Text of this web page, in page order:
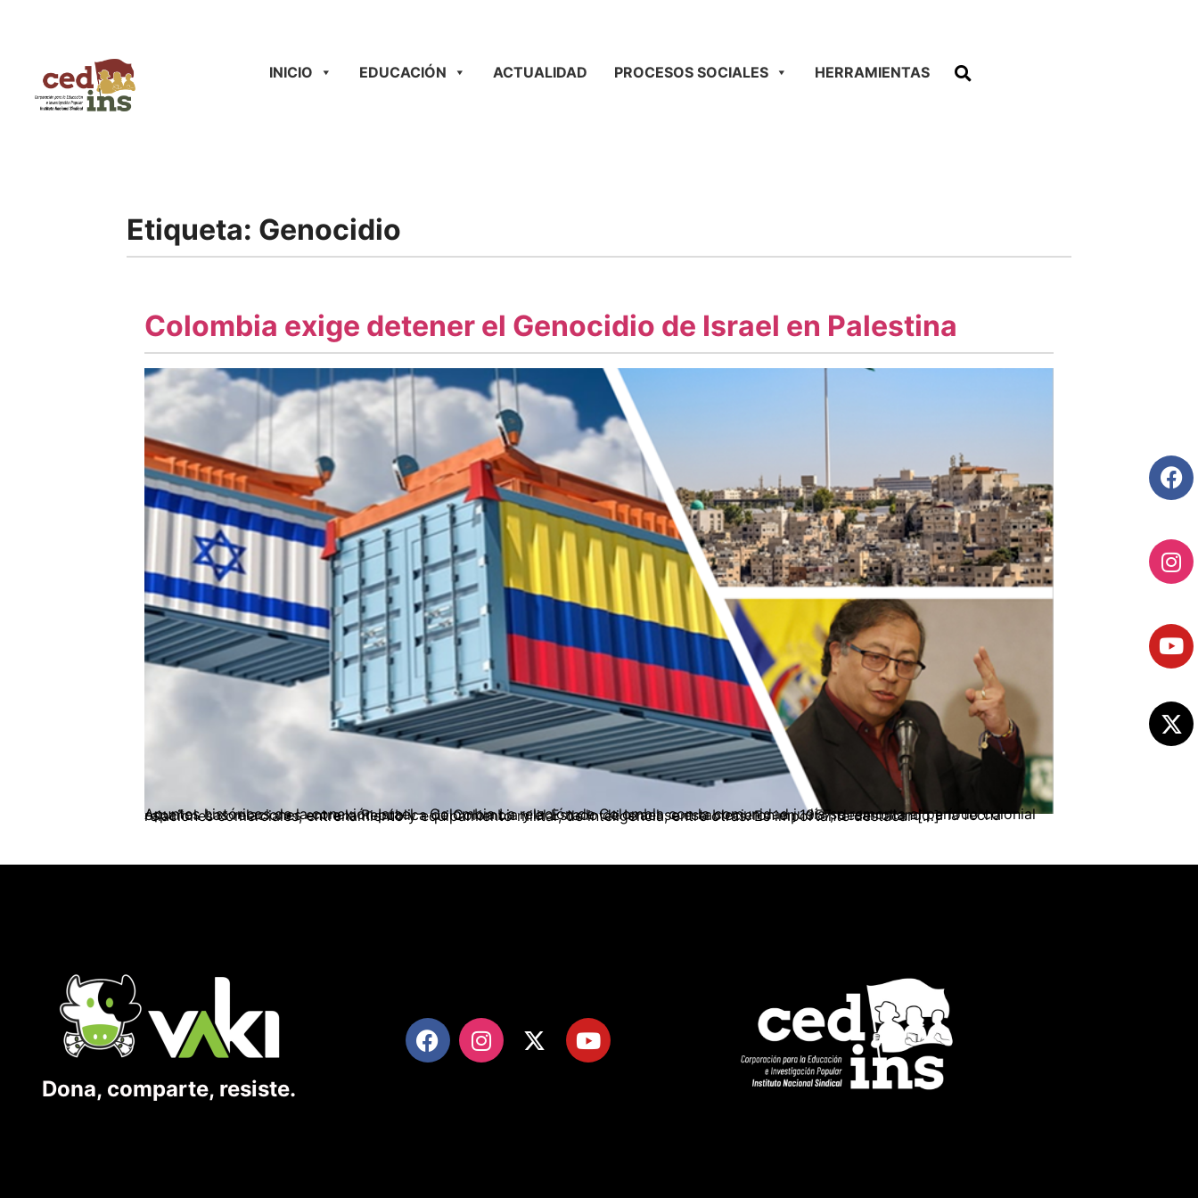
INICIO EDUCACIÓN ACTUALIDAD PROCESOS SOCIALES HERRAMIENTAS
Etiqueta: Genocidio
Colombia exige detener el Genocidio de Israel en Palestina
Apuntes históricos de la conexión Israel – Colombia La relación de Colombia con la comunidad judía se remonta al período colonial español. Las relaciones entre la República de Colombia y el Estado de Israel se establecieron en 1957, desarrollando a la fecha relaciones comerciales, entrenamiento y equipamiento militar, de inteligencia, entre otras. Es importante destacar […]
Dona, comparte, resiste.